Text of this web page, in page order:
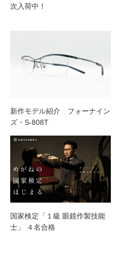
次入荷中！
新作モデル紹介 フォーナイン
ズ・S-808T
国家検定「１級 眼鏡作製技能
士」 ４名合格